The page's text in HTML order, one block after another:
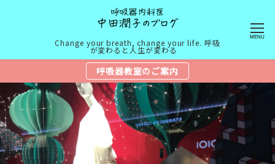
Change your breath, change your life. 呼吸
が変わると人生が変わる
MENU
呼吸器教室のご案内